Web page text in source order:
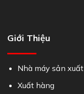
Giới Thiệu
Nhà máy sản xuất
Xuất hàng